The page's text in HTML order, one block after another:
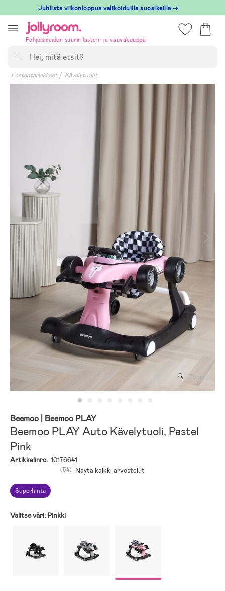
till
innehållet
Juhlista viikonloppua valikoiduilla suosikeilla →
Pohjoismaiden suurin lasten- ja vauvakauppa
Lastentarvikkeet Kävelytuolit
Zoom
Beemoo | Beemoo PLAY
Beemoo PLAY Auto Kävelytuoli, Pastel
Pink
Artikkelinro. 10176641
Superhinta
(54) Näytä kaikki arvostelut
Valitse väri: Pinkki